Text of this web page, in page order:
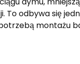
To odbywa się
montażu